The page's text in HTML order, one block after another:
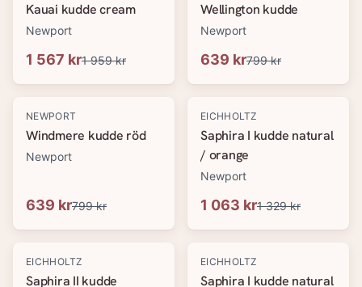
Kauai kudde cream
Newport
1 567 kr1 959 kr
Wellington kudde
Newport
639 kr799 kr
-20%
NEWPORT
Windmere kudde röd
Newport
639 kr799 kr
-20%
EICHHOLTZ
Saphira I kudde natural
/ orange
Newport
1 063 kr1 329 kr
-20%
EICHHOLTZ
Saphira II kudde
-20%
EICHHOLTZ
Saphira I kudde natural